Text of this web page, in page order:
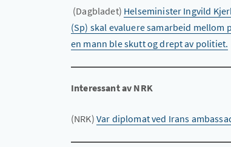
(Dagbladet) Helseminister Ingvild
(Sp) skal evaluere samarbeid
en mann ble skutt og drept av politiet.
Interessant av NRK
(NRK) Var diplomat ved Irans